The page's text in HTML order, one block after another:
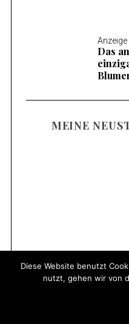
Das
MEINE
Diese Website benutzt
nutzt, gehen wir von